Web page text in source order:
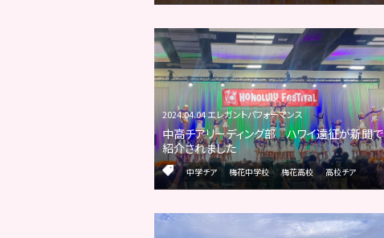
2024.04.04 エレガントパフォーマンス
中高チアリーディング部 ハワイ遠征が新聞で
紹介されました
中学チア 梅花中学校 梅花高校 高校チア